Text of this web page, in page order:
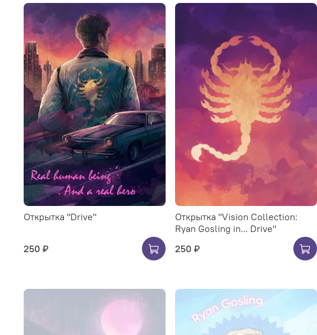
Открытка "Drive"
250 ₽
Открытка "Vision Collection:
Ryan Gosling in... Drive"
250 ₽